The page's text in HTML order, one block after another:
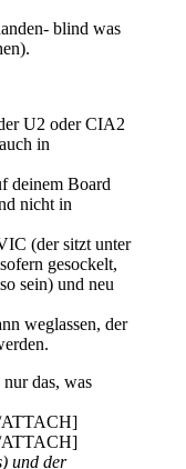
blind was
U2 oder CIA2
in
deinem Board
nicht in
(der sitzt unter
gesockelt,
sein) und neu
weglassen, der
das, was
und der